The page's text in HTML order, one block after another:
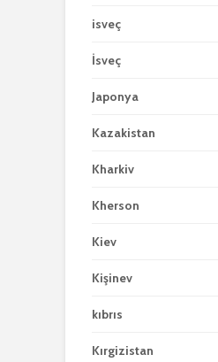
isveç
İsveç
Japonya
Kazakistan
Kharkiv
Kherson
Kiev
Kişinev
kıbrıs
Kırgizistan